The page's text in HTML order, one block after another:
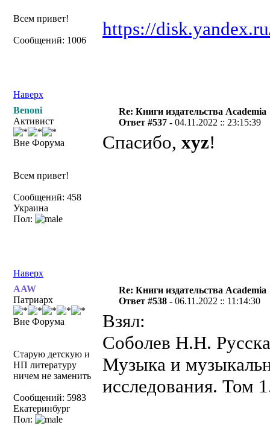
Всем привет!
Сообщений: 1006
https://
Наверх
Benoni
Активист
Вне Форума
Всем привет!
Сообщений: 458
Украина
Пол:
Re: Книги издательства Academia
Ответ #537 -04.11.2022 :: 23:15:39
Спасибо, xyz!
Наверх
AAW
Патриарх
Вне Форума
Старую детскую и
НП литературу
ничем не заменить
Сообщений: 5983
Екатеринбург
Пол:
Re: Книги издательства Academia
Ответ #538 -06.11.2022 :: 11:14:30
Взял:
Соболев Н.Н.
Музыка и
исследования. Том